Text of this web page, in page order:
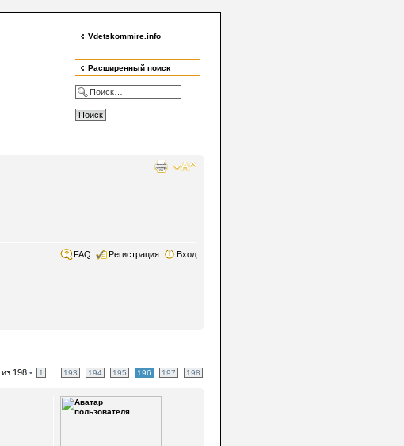
Vdetskommire.info
Расширенный поиск
FAQ Регистрация Вход
из 198 • 1 193 194 195 196 197 198